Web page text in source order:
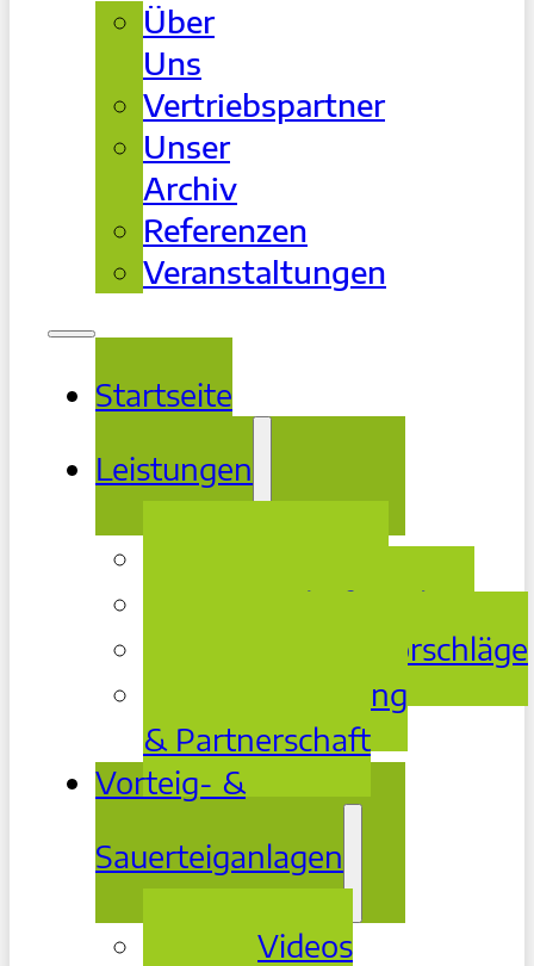
Über
Uns
Vertriebspartner
Unser
Archiv
Referenzen
Veranstaltungen
Startseite
Leistungen
Bedarfsanalyse
Lösungsvorschläge
Betreuung
& Partnerschaft
Vorteig- &
Sauerteiganlagen
Videos